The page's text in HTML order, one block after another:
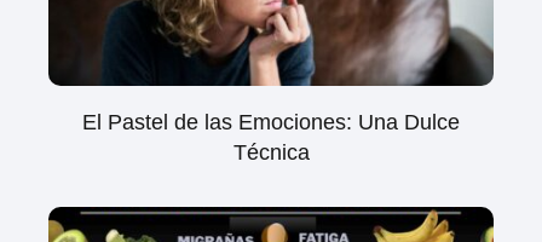
El Pastel de las Emociones: Una Dulce
Técnica